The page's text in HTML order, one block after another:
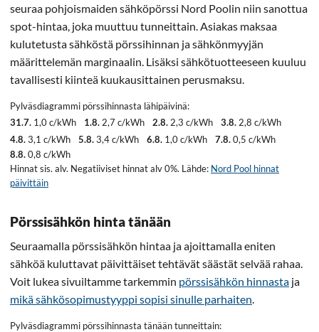
seuraa pohjoismaiden sähköpörssi Nord Poolin niin sanottua
spot-hintaa, joka muuttuu tunneittain. Asiakas maksaa
kulutetusta sähköstä pörssihinnan ja sähkönmyyjän
määrittelemän marginaalin. Lisäksi sähkötuotteeseen kuuluu
tavallisesti kiinteä kuukausittainen perusmaksu.
Pylväsdiagrammi pörssihinnasta lähipäivinä:
31.7. 1,0 c/kWh 1.8. 2,7 c/kWh 2.8. 2,3 c/kWh 3.8. 2,8 c/kWh
4.8.3,1 c/kWh 5.8.3,4 c/kWh 6.8. 1,0 c/kWh 7.8.0,5 c/kWh
8.8.0,8 c/kWh
Hinnat sis. alv. Negatiiviset hinnat alv 0%. Lähde: Nord Pool hinnat
päivittäin
Pörssisähkön hinta tänään
Seuraamalla pörssisähkön hintaa ja ajoittamalla eniten
sähköä kuluttavat päivittäiset tehtävät säästät selvää rahaa.
Voit lukea sivuiltamme tarkemmin pörssisähkön hinnasta ja
mikä sähkösopimustyyppi sopisi sinulle parhaiten
Pylväsdiagrammi pörssihinnasta tänään tunneittain: